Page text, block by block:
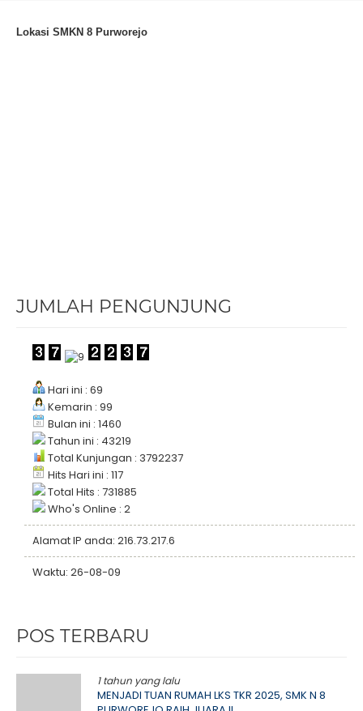
Lokasi SMKN 8 Purworejo
JUMLAH PENGUNJUNG
Hari ini : 69
Kemarin : 99
Bulan ini : 1460
Tahun ini : 43219
Total Kunjungan : 3792237
Hits Hari ini : 117
Total Hits : 731885
Who's Online : 2
Alamat IP anda: 216.73.217.6
Waktu: 26-08-09
POS TERBARU
1 tahun yang lalu
MENJADI TUAN RUMAH LKS TKR 2025, SMK N 8